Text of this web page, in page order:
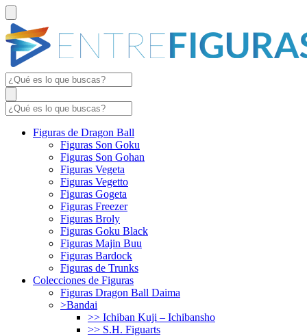
Figuras de Dragon Ball
Figuras Son Goku
Figuras Son Gohan
Figuras Vegeta
Figuras Vegetto
Figuras Gogeta
Figuras Freezer
Figuras Broly
Figuras Goku Black
Figuras Majin Buu
Figuras Bardock
Figuras de Trunks
Colecciones de Figuras
Figuras Dragon Ball Daima
>Bandai
>> Ichiban Kuji – Ichibansho
>> S.H. Figuarts